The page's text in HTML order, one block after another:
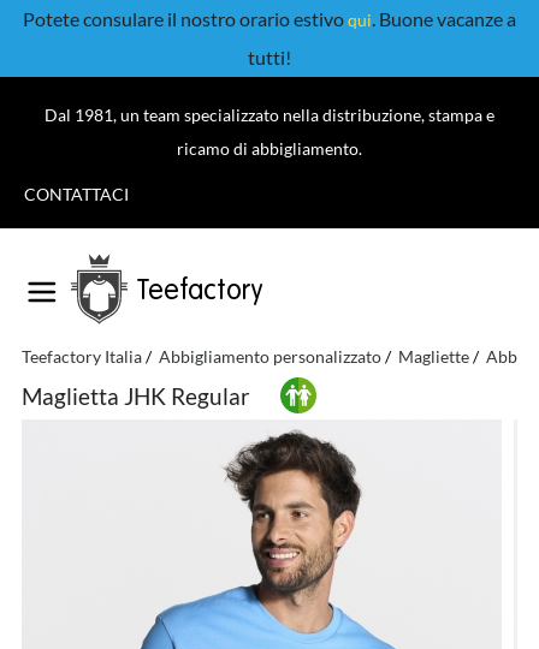
Potete consulare il nostro orario estivoqui. Buone vacanze a
tutti!
Dal 1981, un team specializzato nella distribuzione, stampa e
ricamo di abbigliamento.
CONTATTACI
Teefactory
Teefactory Italia Abbigliamento personalizzato Magliette
Maglietta JHK Regular